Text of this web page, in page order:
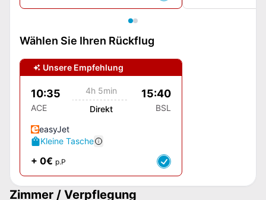
Wählen Sie Ihren Rückflug
Unsere Empfehlung
10:35
ACE
4h 5min
Direkt
15:40
BSL
easyJet
Kleine Tasche
+ 0€ p.P
Zimmer / Verpflegung